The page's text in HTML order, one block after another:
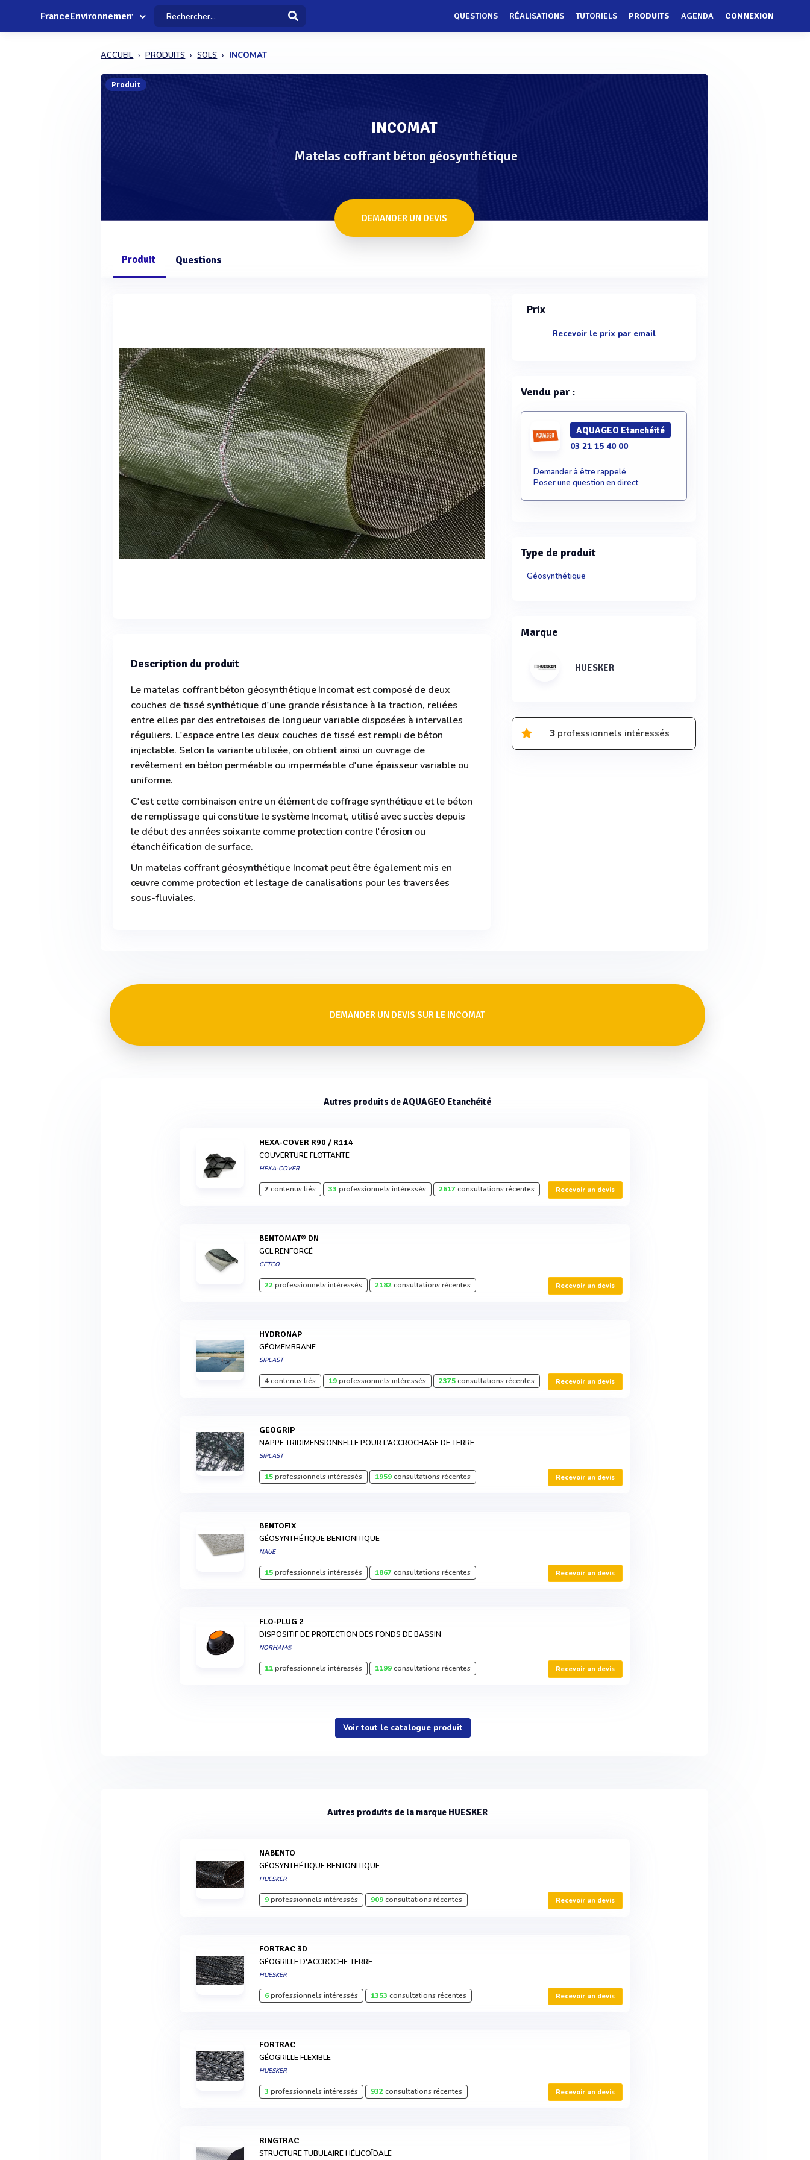
FranceEnvironnement QUESTIONS RÉALISATIONS TUTORIELS PRODUITS AGENDA CONNEXION
ACCUEIL PRODUITS SOLS INCOMAT
Produit
INCOMAT
Matelas coffrant béton géosynthétique
DEMANDER UN DEVIS
Produit Questions
Description du produit
Le matelas coffrant béton géosynthétique Incomat est composé de deux
couches de tissé synthétique d'une grande résistance à la traction, reliées
entre elles par des entretoises de longueur variable disposées à intervalles
réguliers. L'espace entre les deux couches de tissé est rempli de béton
injectable. Selon la variante utilisée, on obtient ainsi un ouvrage de
revêtement en béton perméable ou imperméable d'une épaisseur variable ou
uniforme.
C'est cette combinaison entre un élément de coffrage synthétique et le béton
de remplissage qui constitue le système Incomat, utilisé avec succès depuis
le début des années soixante comme protection contre l'érosion ou
étanchéification de surface.
Un matelas coffrant géosynthétique Incomat peut être également mis en
œuvre comme protection et lestage de canalisations pour les traversées
sous-fluviales.
Prix
Recevoir le prix par email
Vendu par :
AQUAGEO Etanchéité
03 21 15 40 00
Demander à être rappelé
Poser une question en direct
Type de produit
Géosynthétique
Marque
HUESKER
3professionnels intéressés
DEMANDER UN DEVIS SUR LE INCOMAT
Autres produits de AQUAGEO Etanchéité
HEXA-COVER R90 / R114
COUVERTURE FLOTTANTE
HEXA-COVER
7contenus liés 33 professionnels intéressés 2617consultations récentes Recevoir un devis
BENTOMAT® DN
GCL RENFORCÉ
CETCO
22professionnels intéressés 2182consultations récentes Recevoir un devis
HYDRONAP
GÉOMEMBRANE
SIPLAST
4contenus liés 19professionnels intéressés 2375consultations récentes Recevoir un devis
GEOGRIP
NAPPE TRIDIMENSIONNELLE POUR L’ACCROCHAGE DE TERRE
SIPLAST
15professionnels intéressés 1959consultations récentes Recevoir un devis
BENTOFIX
GÉOSYNTHÉTIQUE BENTONITIQUE
NAUE
15professionnels intéressés 1867consultations récentes Recevoir un devis
FLO-PLUG 2
DISPOSITIF DE PROTECTION DES FONDS DE BASSIN
NORHAM®
11professionnels intéressés 1199consultations récentes Recevoir un devis
Voir tout le catalogue produit
Autres produits de la marque HUESKER
NABENTO
GÉOSYNTHÉTIQUE BENTONITIQUE
HUESKER
9professionnels intéressés 909consultations récentes Recevoir un devis
FORTRAC 3D
GÉOGRILLE D'ACCROCHE-TERRE
HUESKER
6professionnels intéressés 1353 consultations récentes Recevoir un devis
FORTRAC
GÉOGRILLE FLEXIBLE
HUESKER
3 professionnels intéressés 932consultations récentes Recevoir un devis
RINGTRAC
STRUCTURE TUBULAIRE HÉLICOÏDALE